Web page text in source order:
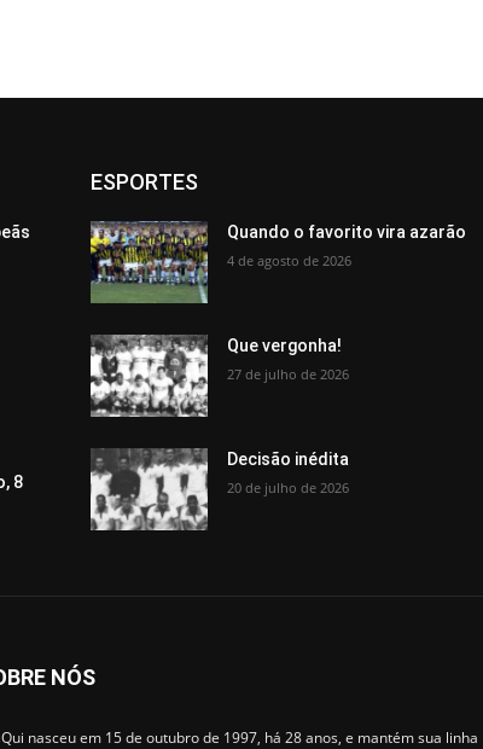
8
ESPORTES
Quando o favorito vira azarão
4 de agosto de 2026
Que vergonha!
27 de julho de 2026
Decisão inédita
20 de julho de 2026
NÓS
nasceu em 15 de outubro de 1997, há 28 anos, e mantém sua linha